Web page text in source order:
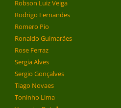
Robson Luiz Veiga
Rodrigo Fernandes
Romero Pio
Ronaldo Guimarães
Rose Ferraz
Sergia Alves
Sergio Gonçalves
Tiago Novaes
Toninho Lima